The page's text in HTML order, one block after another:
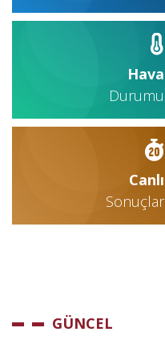
Hava
Durumu
Canlı
Sonuçlar
GÜNCEL